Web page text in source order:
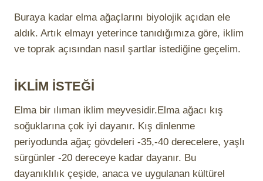
Buraya kadar elma ağaçlarını biyolojik açıdan ele
aldık. Artık elmayı yeterince tanıdığımıza göre, iklim
ve toprak açısından nasıl şartlar istediğine geçelim.
İKLİM İSTEĞİ
Elma bir ılıman iklim meyvesidir.Elma ağacı kış
soğuklarına çok iyi dayanır. Kış dinlenme
periyodunda ağaç gövdeleri -35,-40 derecelere, yaşlı
sürgünler -20 dereceye kadar dayanır. Bu
dayanıklılık çeşide, anaca ve uygulanan kültürel